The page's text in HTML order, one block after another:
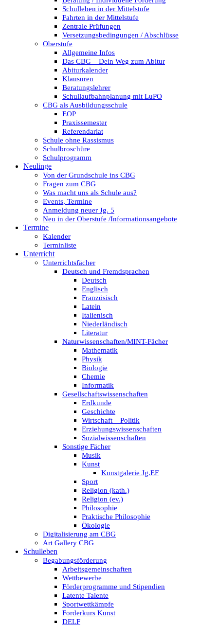
Schulleben in der Mittelstufe
Fahrten in der Mittelstufe
Zentrale Prüfungen
Versetzungsbedingungen / Abschlüsse
Oberstufe
Allgemeine Infos
Das CBG – Dein Weg zum Abitur
Abiturkalender
Klausuren
Beratungslehrer
Schullaufbahnplanung mit LuPO
CBG als Ausbildungsschule
EOP
Praxissemester
Referendariat
Schule ohne Rassismus
Schulbroschüre
Schulprogramm
Neulinge
Von der Grundschule ins CBG
Fragen zum CBG
Was macht uns als Schule aus?
Events, Termine
Anmeldung neuer Jg. 5
Neu in der Oberstufe /Informationsangebote
Termine
Kalender
Terminliste
Unterricht
Unterrichtsfächer
Deutsch und Fremdsprachen
Deutsch
Englisch
Französisch
Latein
Italienisch
Niederländisch
Literatur
Naturwissenschaften/MINT-Fächer
Mathematik
Physik
Biologie
Chemie
Informatik
Gesellschaftswissenschaften
Erdkunde
Geschichte
Wirtschaft – Politik
Erziehungswissenschaften
Sozialwissenschaften
Sonstige Fächer
Musik
Kunst
Kunstgalerie Jg.EF
Sport
Religion (kath.)
Religion (ev.)
Philosophie
Praktische Philosophie
Ökologie
Digitalisierung am CBG
Art Gallery CBG
Schulleben
Begabungsförderung
Arbeitsgemeinschaften
Wettbewerbe
Förderprogramme und Stipendien
Latente Talente
Sportwettkämpfe
Forderkurs Kunst
DELF